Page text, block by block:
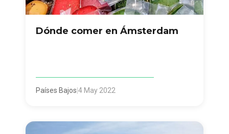
Dónde comer en Ámsterdam
Países Bajos 4 May 2022